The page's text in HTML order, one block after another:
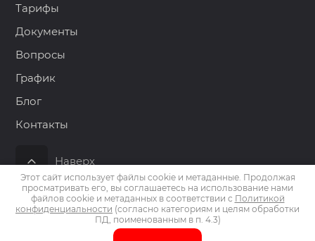
Наверх
Тарифы
Документы
Вопросы
График
Блог
Контакты
Copyright © 2015 - 2026 ООО АСКОР
Политика конфиденциальности
Этот сайт использует файлы cookie и метаданные. Продолжая
просматривать его, вы соглашаетесь на использование нами
файлов cookie и метаданных в соответствии с Политикой
конфиденциальности (согласно категориям и целям обработки
ПД, поименованным в п. 4.3)